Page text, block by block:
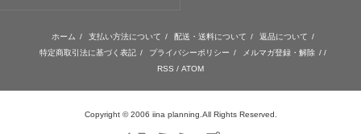
ホーム / 支払い方法について / 配送・送料について / 返品について /
特定商取引法に基づく表記 / プライバシーポリシー / メルマガ登録・解除 / /
RSS / ATOM
Copyright © 2006 iina planning.All Rights Reserved.